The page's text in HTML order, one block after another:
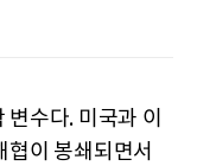
수다. 미국과 이
협이 봉쇄되면서